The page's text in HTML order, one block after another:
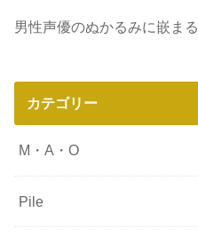
男性声優のぬかるみに嵌まる
カテゴリー
M・A・O
Pile